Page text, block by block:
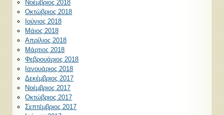
Νοέμβριος 2018
Οκτώβριος 2018
Ιούνιος 2018
Μάιος 2018
Απρίλιος 2018
Μάρτιος 2018
Φεβρουάριος 2018
Ιανουάριος 2018
Δεκέμβριος 2017
Νοέμβριος 2017
Οκτώβριος 2017
Σεπτέμβριος 2017